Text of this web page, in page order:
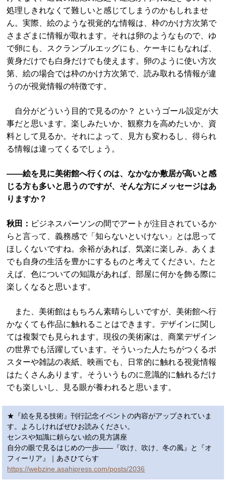
処理しきれなくて難しいと感じてしまうのかもしれませ
ん。実際、絵のような視覚的な情報は、枠のかけ方次第で
さまざまに情報が取れます。それは卵のようなもので、ゆ
で卵にも、スクランブルエッグにも、ケーキにもなれば、
黄身だけでも白身だけでも使えます。卵のように使い方次
第、絵の場合では枠のかけ方次第で、読み取れる情報が違
うのが視覚情報の特徴です。
自分がどういう目的で見るのか？ というゴール設定が大
事だと思います。楽しみたいか、観察力を高めたいか、資
料として見るか。それによって、見方も変わるし、得られ
る情報は違ってくるでしょう。
――絵を見に美術館へ行くのは、なかなか敷居が高いと感
じる方も多いと思うのですが、そんな方にメッセージはあ
りますか？
秋田： ビジネスパーソンの間でアートが注目されているか
らと言って、義務感で「知らないといけない」とは思って
ほしくないですね。余裕があれば、気楽に楽しみ、あくま
でも自身の生活を豊かにするものと考えてください。たと
えば、色についての知識があれば、部屋に何かを飾る際に
楽しくなると思います。
また、美術館はもちろん素晴らしいですが、美術館へ行
かなくても作品に触れることはできます。デザインに関し
ては複製でも見られます。現役の美術家は、商業デザイン
の世界でも活躍しています。そういった人たちがつくるポ
スターや雑誌の表紙、映画でも、日常的に触れる視覚情報
はたくさんあります。そういうものに意識的に触れるだけ
でも楽しいし、見る眼が養われると思います。
★『絵を見る技術』刊行記念イベントの内容がアップされていま
す。よろしければぜひお読みください。
センスや知識に頼らない絵の見方講座
自分の眼で見るはじめの一歩――『吹け、吹け、冬の風』と『オ
フィーリア』｜あさひてらす
https://webzine.asahipress.com/posts/2036